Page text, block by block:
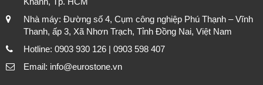
Nhà máy: Đường số 4, Cụm công nghiệp Phú Thạnh – Vĩnh
Thanh, ấp 3, Xã Nhơn Trạch, Tỉnh Đồng Nai, Việt Nam
Hotline: 0903 930 126 | 0903 598 407
Email: info@eurostone.vn